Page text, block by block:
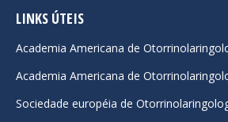
opens
new
window
opens
new
window
opens
new
window
LINKS ÚTEIS
Academia Americana de
Academia Americana de
Sociedade européia de